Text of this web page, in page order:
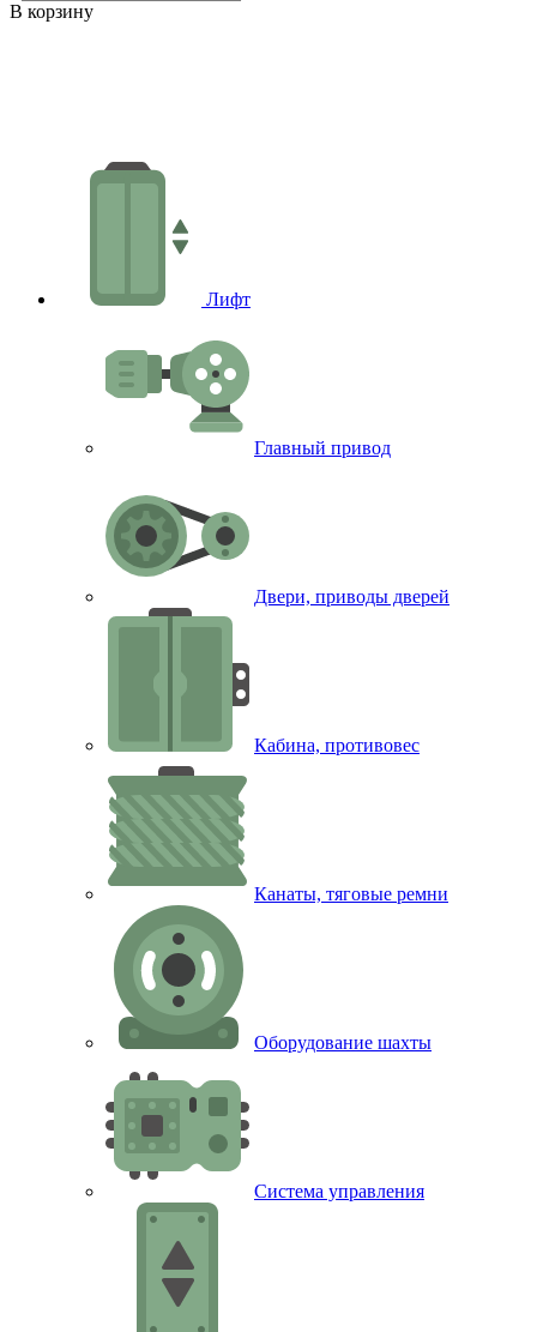
В корзину
Лифт
Главный привод
Двери, приводы дверей
Кабина, противовес
Канаты, тяговые ремни
Оборудование шахты
Система управления